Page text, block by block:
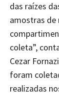
das raízes
amostras de
coleta”,
Cezar
foram
realizadas